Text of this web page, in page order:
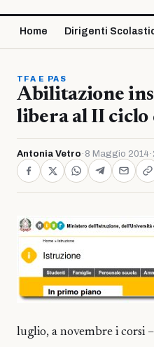
Home Dirigenti
TFA E PAS
Abilitazione
libera al II ciclo
Antonia Vetro · 8 Maggio 2014 ·
luglio, a novembre i corsi